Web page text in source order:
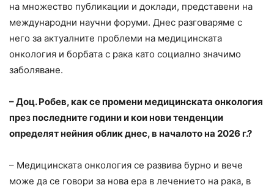
на множество публикации и доклади, представени на
международни научни форуми. Днес разговаряме с
него за актуалните проблеми на медицинската
онкология и борбата с рака като социално значимо
заболяване.
– Доц. Робев, как се промени медицинската онкология
през последните години и кои нови тенденции
определят нейния облик днес, в началото на 2026 г.?
– Медицинската онкология се развива бурно и вече
може да се говори за нова ера в лечението на рака, в